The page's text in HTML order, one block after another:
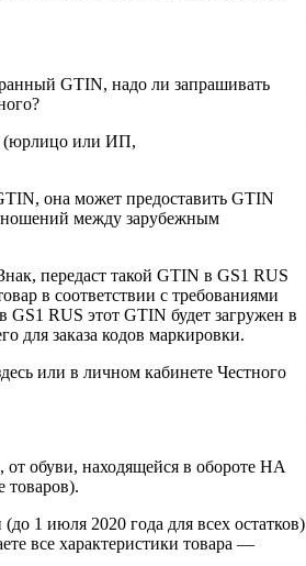
GTIN, надо ли запрашивать
(юрлицо или ИП,
она может предоставить GTIN
между зарубежным
передаст такой GTIN в GS1 RUS
в соответствии с требованиями
RUS этот GTIN будет загружен в
для заказа кодов маркировки.
или в личном кабинете Честного
от обуви, находящейся в обороте НА
товаров).
1 июля 2020 года для всех остатков)
все характеристики товара —